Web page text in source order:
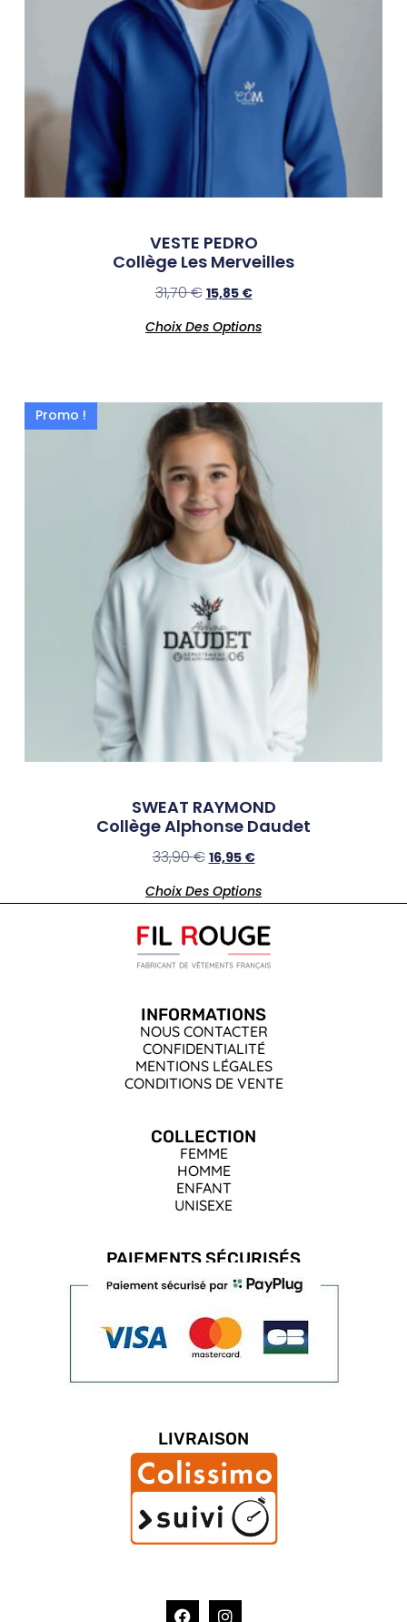
VESTE PEDRO
Collège Les Merveilles
31,70€ 15,85 €
Choix Des Options
Promo !
SWEAT RAYMOND
Collège Alphonse Daudet
33,90€ 16,95 €
Choix Des Options
INFORMATIONS
NOUS CONTACTER
CONFIDENTIALITÉ
MENTIONS LÉGALES
CONDITIONS DE VENTE
COLLECTION
FEMME
HOMME
ENFANT
UNISEXE
PAIEMENTS SÉCURISÉS
LIVRAISON